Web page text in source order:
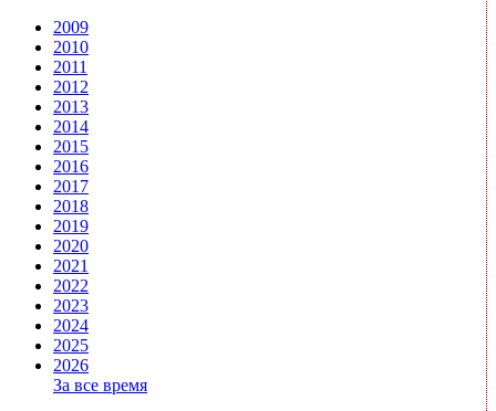
2009
2010
2011
2012
2013
2014
2015
2016
2017
2018
2019
2020
2021
2022
2023
2024
2025
2026
За все время